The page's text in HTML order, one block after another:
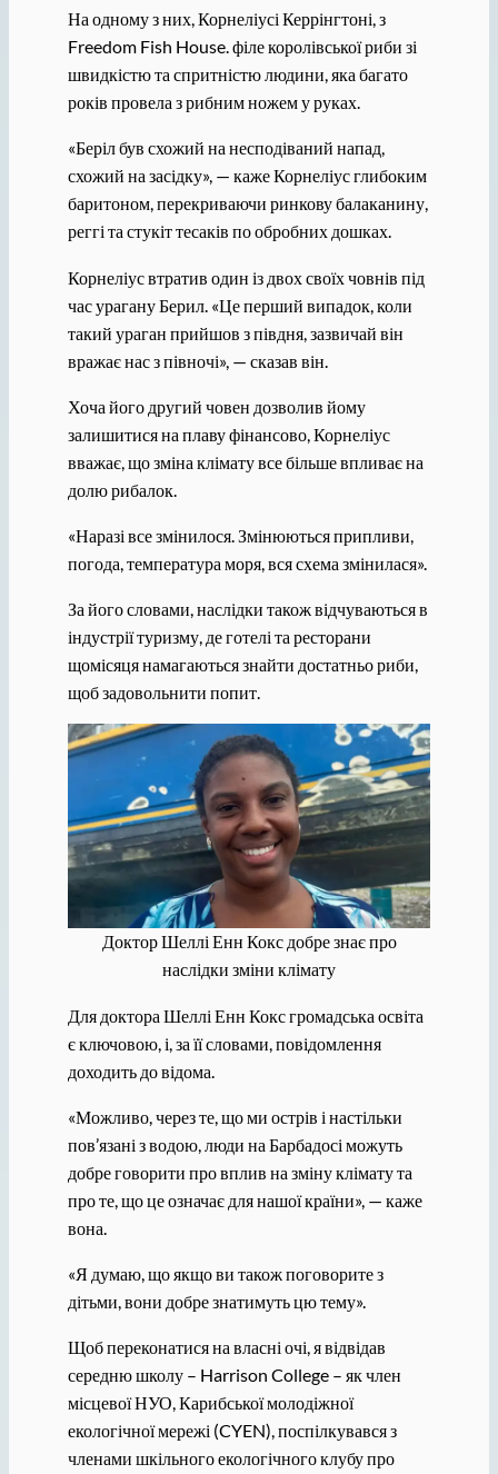
На одному з них, Корнеліусі Керрінгтоні, з
Freedom Fish House. філе королівської риби зі
швидкістю та спритністю людини, яка багато
років провела з рибним ножем у руках.
«Беріл був схожий на несподіваний напад,
схожий на засідку», — каже Корнеліус глибоким
баритоном, перекриваючи ринкову балаканину,
реггі та стукіт тесаків по обробних дошках.
Корнеліус втратив один із двох своїх човнів під
час урагану Берил. «Це перший випадок, коли
такий ураган прийшов з півдня, зазвичай він
вражає нас з півночі», — сказав він.
Хоча його другий човен дозволив йому
залишитися на плаву фінансово, Корнеліус
вважає, що зміна клімату все більше впливає на
долю рибалок.
«Наразі все змінилося. Змінюються припливи,
погода, температура моря, вся схема змінилася».
За його словами, наслідки також відчуваються в
індустрії туризму, де готелі та ресторани
щомісяця намагаються знайти достатньо риби,
щоб задовольнити попит.
Доктор Шеллі Енн Кокс добре знає про
наслідки зміни клімату
Для доктора Шеллі Енн Кокс громадська освіта
є ключовою, і, за її словами, повідомлення
доходить до відома.
«Можливо, через те, що ми острів і настільки
пов’язані з водою, люди на Барбадосі можуть
добре говорити про вплив на зміну клімату та
про те, що це означає для нашої країни», — каже
вона.
«Я думаю, що якщо ви також поговорите з
дітьми, вони добре знатимуть цю тему».
Щоб переконатися на власні очі, я відвідав
середню школу – Harrison College – як член
місцевої НУО, Карибської молодіжної
екологічної мережі (CYEN), поспілкувався з
членами шкільного екологічного клубу про